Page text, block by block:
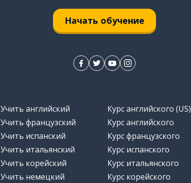
Начать обучение
Учить английский
Учить французский
Учить испанский
Учить итальянский
Учить корейский
Учить немецкий
Курс английского (US)
Курс английского
Курс французского
Курс испанского
Курс итальянского
Курс корейского